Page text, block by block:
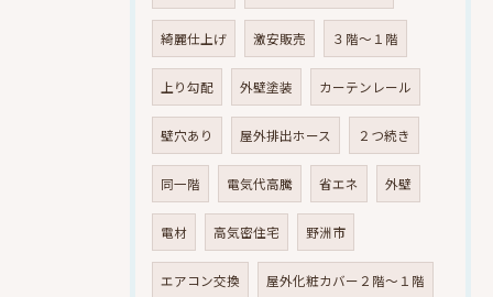
綺麗仕上げ 激安販売 ３階～１階
上り勾配 外壁塗装 カーテンレール
壁穴あり 屋外排出ホース ２つ続き
同一階 電気代高騰 省エネ 外壁
電材 高気密住宅 野洲市
エアコン交換 屋外化粧カバー２階～１階